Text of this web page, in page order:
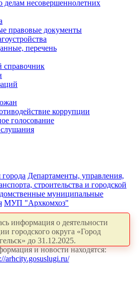
делам несовершеннолетних
правовые документы
перечень
справочник
коррупции
голосование
Департаменты, управления,
строительства и городской
муниципальные
МУП "Архкомхоз"
информация о деятельности
городского округа «Город
до 31.12.2025.
и новости находятся:
arhcity.gosuslugi.ru/